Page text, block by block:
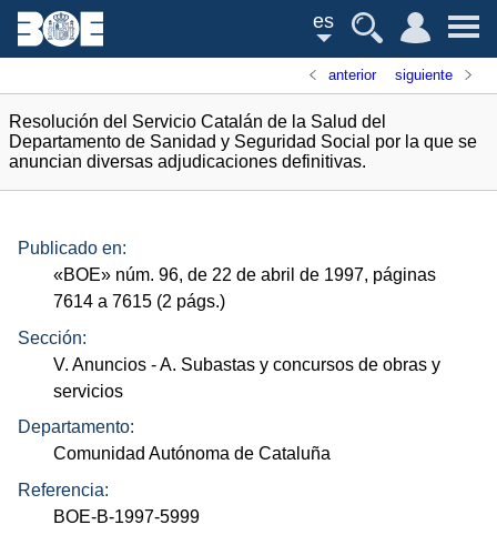
es
anterior siguiente
Resolución del Servicio Catalán de la Salud del
Departamento de Sanidad y Seguridad Social por la que se
anuncian diversas adjudicaciones definitivas.
Publicado en:
«BOE» núm. 96, de 22 de abril de 1997, páginas
7614 a 7615 (2 págs.)
Sección:
V. Anuncios - A. Subastas y concursos de obras y
servicios
Departamento:
Comunidad Autónoma de Cataluña
Referencia:
BOE-B-1997-5999